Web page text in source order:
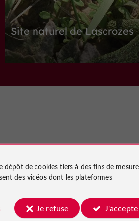
Site naturel de Lascrozes
testé
vous
dépôt de cookies tiers à des fins de mesure
des vidéosdont les plateformes
Je refuse J'accepte